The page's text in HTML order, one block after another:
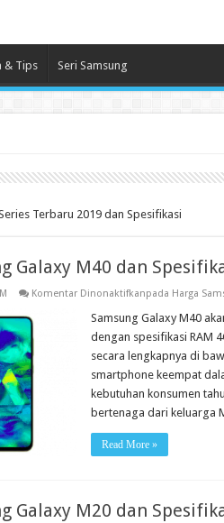
& Tips Seri Samsung
Terbaru 2019 dan Spesifikasi
Galaxy M40 dan
Komentar Dinonaktifkanpada Harga
Samsung Galaxy M40
dengan spesifikasi RAM
secara lengkapnya di
smartphone keempat
kebutuhan konsumen
bertenaga dari keluarga
Read More »
Galaxy M20 dan